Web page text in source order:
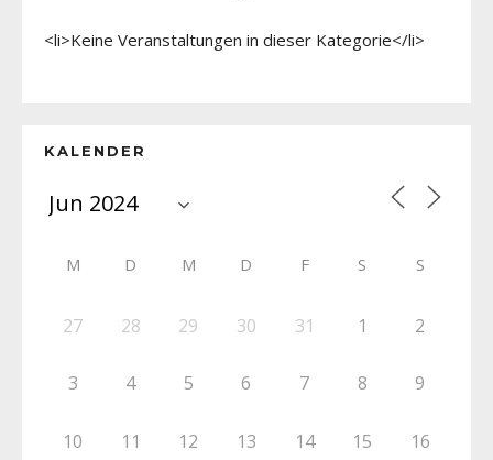
<li>Keine Veranstaltungen in dieser Kategorie</li>
KALENDER
M D M D F S S
27 28 29 30 31 1 2
3 4 5 6 7 8 9
10 11 12 13 14 15 16